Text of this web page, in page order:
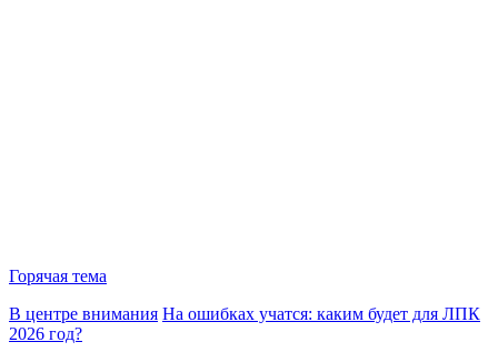
Горячая тема
В центре внимания На ошибках учатся: каким будет для ЛПК
2026 год?